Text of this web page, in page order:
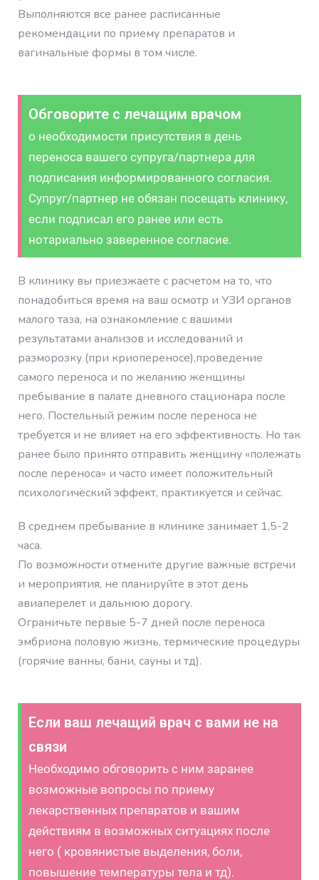
Выполняются все ранее расписанные
рекомендации по приему препаратов и
вагинальные формы в том числе.
Обговорите с лечащим врачом
о необходимости присутствия в день
переноса вашего супруга/партнера для
подписания информированного согласия.
Супруг/партнер не обязан посещать клинику,
если подписал его ранее или есть
нотариально заверенное согласие.
В клинику вы приезжаете с расчетом на то, что
понадобиться время на ваш осмотр и УЗИ органов
малого таза, на ознакомление с вашими
результатами анализов и исследований и
разморозку (при криопереносе),проведение
самого переноса и по желанию женщины
пребывание в палате дневного стационара после
него. Постельный режим после переноса не
требуется и не влияет на его эффективность. Но так
ранее было принято отправить женщину «полежать
после переноса» и часто имеет положительный
психологический эффект, практикуется и сейчас.
В среднем пребывание в клинике занимает 1,5-2
часа.
По возможности отмените другие важные встречи
и мероприятия, не планируйте в этот день
авиаперелет и дальнюю дорогу.
Ограничьте первые 5-7 дней после переноса
эмбриона половую жизнь, термические процедуры
(горячие ванны, бани, сауны и тд).
Если ваш лечащий врач с вами не на
связи
Необходимо обговорить с ним заранее
возможные вопросы по приему
лекарственных препаратов и вашим
действиям в возможных ситуациях после
него ( кровянистые выделения, боли,
повышение температуры тела и тд).